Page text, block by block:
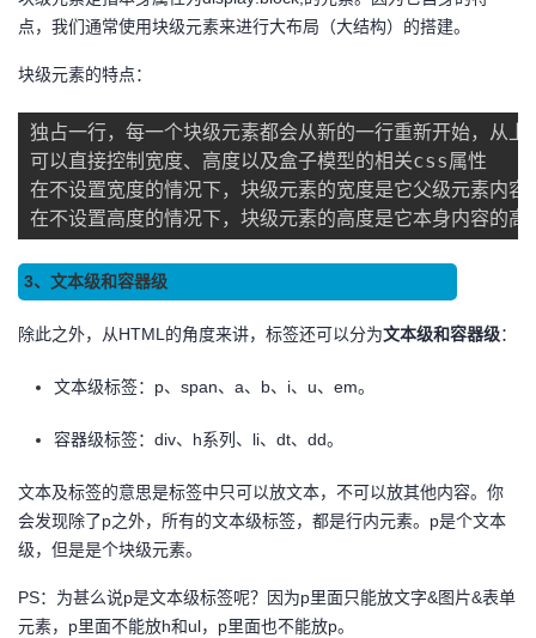
点，我们通常使用块级元素来进行大布局（大结构）的搭建。
块级元素的特点：
独占一行，每一个块级元素都会从新的一行重新开始，从上
可以直接控制宽度、高度以及盒子模型的相关css属性
在不设置宽度的情况下，块级元素的宽度是它父级元素内容
在不设置高度的情况下，块级元素的高度是它本身内容的高
3、文本级和容器级
除此之外，从HTML的角度来讲，标签还可以分为文本级和容器级：
文本级标签：p、span、a、b、i、u、em。
容器级标签：div、h系列、li、dt、dd。
文本及标签的意思是标签中只可以放文本，不可以放其他内容。你
会发现除了p之外，所有的文本级标签，都是行内元素。p是个文本
级，但是是个块级元素。
PS：为甚么说p是文本级标签呢？因为p里面只能放文字&图片&表单
元素，p里面不能放h和ul，p里面也不能放p。